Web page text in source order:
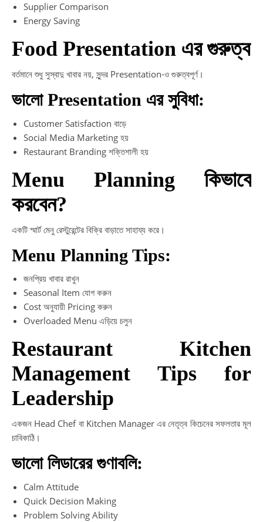
Supplier Comparison
Energy Saving
Food Presentation এর গুরুত্ব
বর্তমানে শুধু সুস্বাদু খাবার নয়, সুন্দর Presentation-ও গুরুত্বপূর্ণ।
ভালো Presentation এর সুবিধা:
Customer Satisfaction বাড়ে
Social Media Marketing হয়
Restaurant Branding শক্তিশালী হয়
Menu Planning কিভাবে
করবেন?
একটি স্মার্ট মেনু রেস্টুরেন্টের বিক্রি বাড়াতে সাহায্য করে।
Menu Planning Tips:
জনপ্রিয় খাবার রাখুন
Seasonal Item যোগ করুন
Cost অনুযায়ী Pricing করুন
Overloaded Menu এড়িয়ে চলুন
Restaurant Kitchen
Management Tips for
Leadership
একজন Head Chef বা Kitchen Manager এর নেতৃত্ব কিচেনের সফলতার মূল
চাবিকাঠি।
ভালো লিডারের গুণাবলি:
Calm Attitude
Quick Decision Making
Problem Solving Ability